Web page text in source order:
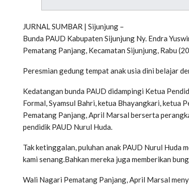
JURNAL SUMBAR | Sijunjung –
Bunda PAUD Kabupaten Sijunjung Ny. Endra
Pematang Panjang, Kecamatan Sijunjung, Rabu
Peresmian gedung tempat anak usia dini belajar
Kedatangan bunda PAUD didampingi Ketua
Formal, Syamsul Bahri, ketua Bhayangkari, ketua
Pematang Panjang, April Marsal berserta
pendidik PAUD Nurul Huda.
Tak ketinggalan, puluhan anak PAUD Nurul Huda
kami senang.Bahkan mereka juga memberikan
Wali Nagari Pematang Panjang, April Marsal